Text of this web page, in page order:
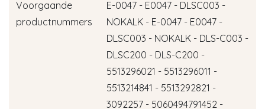
Voorgaande
productnummers
E-0047 - E0047 - DLSC003 -
NOKALK - E-0047 - E0047 -
DLSC003 - NOKALK - DLS-C003 -
DLSC200 - DLS-C200 -
5513296021 - 5513296011 -
5513214841 - 5513292821 -
3092257 - 5060494791452 -